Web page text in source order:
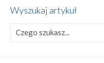
Wyszukaj artykuł